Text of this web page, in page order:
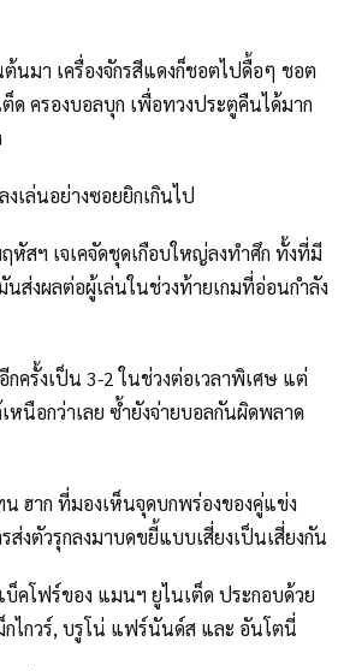
มา เครื่องจักรสีแดงก็ชอตไปดื้อๆ ชอต
ด ครองบอลบุก เพื่อทวงประตูคืนได้มาก
งเล่นอย่างซอยยิกเกินไป
หัสฯ เจเคจัดชุดเกือบใหญ่ลงทำศึก ทั้งที่มี
ส่งผลต่อผู้เล่นในช่วงท้ายเกมที่อ่อนกำลัง
ครั้งเป็น 3-2 ในช่วงต่อเวลาพิเศษ แต่
หนือกว่าเลย ซ้ำยังจ่ายบอลกันผิดพลาด
น ฮาก ที่มองเห็นจุดบกพร่องของคู่แข่ง
ส่งตัวรุกลงมาบดขยี้แบบเสี่ยงเป็นเสี่ยงกัน
โฟร์ของ แมนฯ ยูไนเต็ด ประกอบด้วย
กไกวร์, บรูโน่ แฟร์นันด์ส และ อันโตนี่